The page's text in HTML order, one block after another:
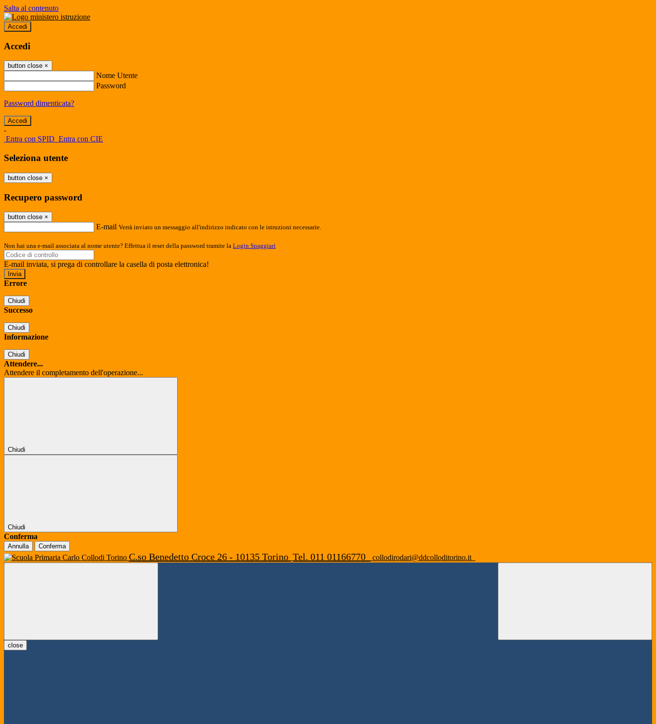
Salta al contenuto
Accedi
Accedi
button close ×
Nome Utente
Password
Password dimenticata?
-
Entra con SPID Entra con CIE
Seleziona utente
button close ×
Recupero password
button close ×
E-mail Verrà inviato un messaggio all'indirizzo indicato con le istruzioni necessarie.
Non hai una e-mail associata al nome utente? Effettua il reset della password tramite la Login Spaggiari
E-mail inviata, si prega di controllare la casella di posta elettronica!
Errore
Chiudi
Successo
Chiudi
Informazione
Chiudi
Attendere...
Attendere il completamento dell'operazione...
Chiudi
Chiudi
Conferma
Annulla Conferma
C.so Benedetto Croce 26 - 10135 Torino Tel. 011 01166770 collodirodari@ddcolloditorino.it
close